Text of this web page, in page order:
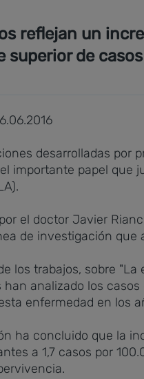
reflejan un
superior de
desarrolladas por
importante papel que
el doctor Javier
de investigación
los trabajos, sobre
han analizado los
enfermedad en los
ha concluido que la
a 1,7 casos por